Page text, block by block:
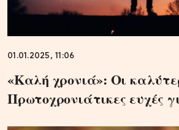
01.01.2025, 11:06
«Καλή χρονιά»: Οι
Πρωτοχρονιάτικες ευχές